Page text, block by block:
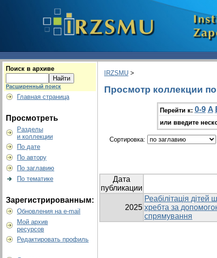
Поиск в архиве
Расширенный поиск
Главная страница
Просмотреть
Разделы
и коллекции
По дате
По автору
По заглавию
По тематике
Зарегистрированным:
Обновления на e-mail
Мой архив
ресурсов
Редактировать профиль
IRZSMU >
Просмотр коллекции
Перейти к: 0-9 A
или введите
Сортировка:
Дата
публикации
2025
Реабілітація дітей
хребта за
спрямування